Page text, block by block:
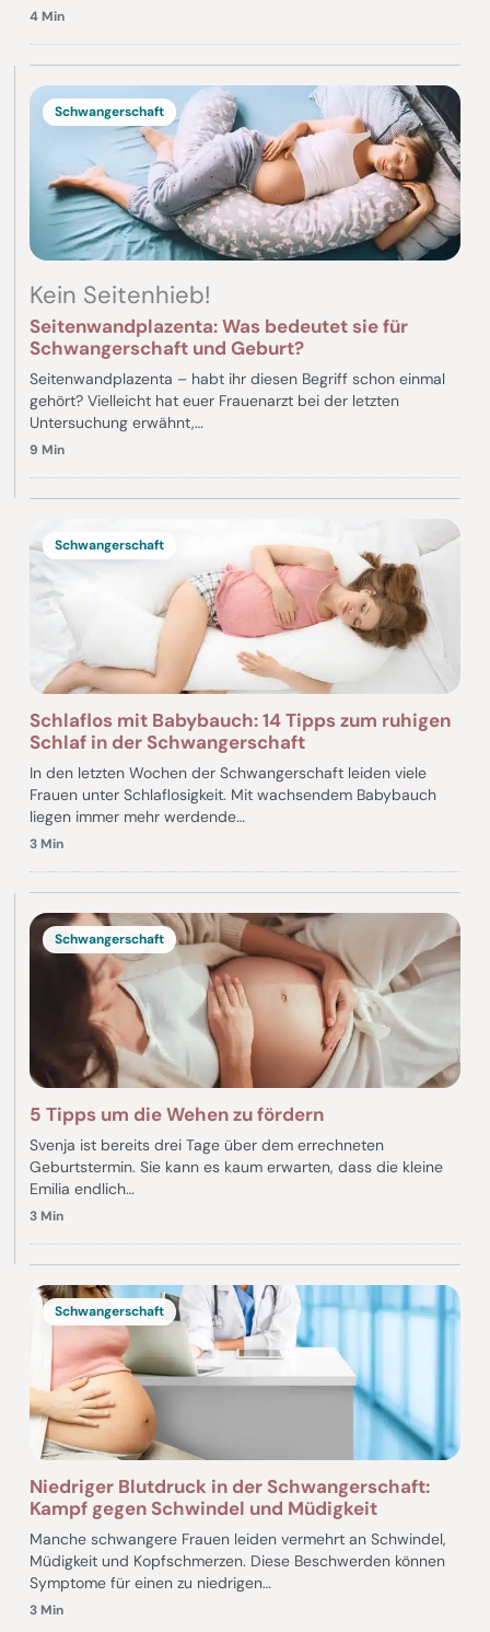
4 Min
Schwangerschaft
Kein Seitenhieb!
Seitenwandplazenta: Was bedeutet sie für
Schwangerschaft und Geburt?
Seitenwandplazenta – habt ihr diesen Begriff schon einmal
gehört? Vielleicht hat euer Frauenarzt bei der letzten
Untersuchung erwähnt,…
9 Min
Schwangerschaft
Schlaflos mit Babybauch: 14 Tipps zum ruhigen
Schlaf in der Schwangerschaft
In den letzten Wochen der Schwangerschaft leiden viele
Frauen unter Schlaflosigkeit. Mit wachsendem Babybauch
liegen immer mehr werdende…
3 Min
Schwangerschaft
5 Tipps um die Wehen zu fördern
Svenja ist bereits drei Tage über dem errechneten
Geburtstermin. Sie kann es kaum erwarten, dass die kleine
Emilia endlich…
3 Min
Schwangerschaft
Niedriger Blutdruck in der Schwangerschaft:
Kampf gegen Schwindel und Müdigkeit
Manche schwangere Frauen leiden vermehrt an Schwindel,
Müdigkeit und Kopfschmerzen. Diese Beschwerden können
Symptome für einen zu niedrigen…
3 Min